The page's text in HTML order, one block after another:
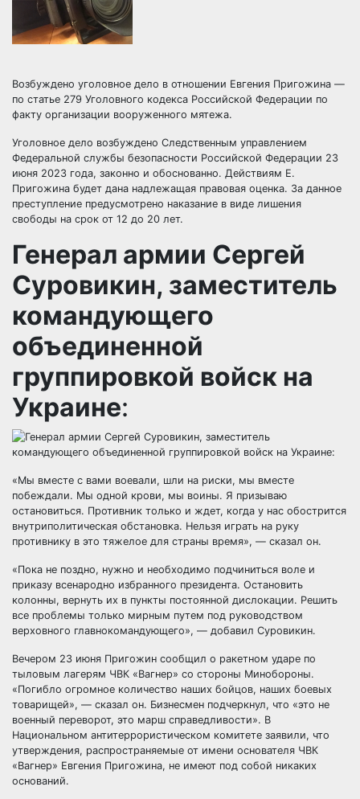
Возбуждено уголовное дело в отношении Евгения Пригожина —
по статье 279 Уголовного кодекса Российской Федерации по
факту организации вооруженного мятежа.
Уголовное дело возбуждено Следственным управлением
Федеральной службы безопасности Российской Федерации 23
июня 2023 года, законно и обоснованно. Действиям Е.
Пригожина будет дана надлежащая правовая оценка. За данное
преступление предусмотрено наказание в виде лишения
свободы на срок от 12 до 20 лет.
Генерал армии Сергей
Суровикин, заместитель
командующего
объединенной
группировкой войск на
Украине:
«Мы вместе с вами воевали, шли на риски, мы вместе
побеждали. Мы одной крови, мы воины. Я призываю
остановиться. Противник только и ждет, когда у нас обострится
внутриполитическая обстановка. Нельзя играть на руку
противнику в это тяжелое для страны время», — сказал он.
«Пока не поздно, нужно и необходимо подчиниться воле и
приказу всенародно избранного президента. Остановить
колонны, вернуть их в пункты постоянной дислокации. Решить
все проблемы только мирным путем под руководством
верховного главнокомандующего», — добавил Суровикин.
Вечером 23 июня Пригожин сообщил о ракетном ударе по
тыловым лагерям ЧВК «Вагнер» со стороны Минобороны.
«Погибло огромное количество наших бойцов, наших боевых
товарищей», — сказал он. Бизнесмен подчеркнул, что «это не
военный переворот, это марш справедливости». В
Национальном антитеррористическом комитете заявили, что
утверждения, распространяемые от имени основателя ЧВК
«Вагнер» Евгения Пригожина, не имеют под собой никаких
оснований.